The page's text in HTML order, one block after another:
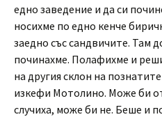
едно заведение и да си
носихме по едно кенче
заедно със сандвичите. Там
починахме. Полафихме и
на другия склон на
изкефи Мотолино. Може би
случиха, може би не. Беше и